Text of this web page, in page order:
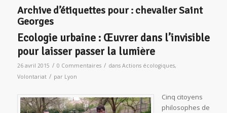
Archive d’étiquettes pour : chevalier Saint
Georges
Ecologie urbaine : Œuvrer dans l’invisible
pour laisser passer la lumière
26 avril 2015 / 0 Commentaires / dans Actions écologiques,
Volontariat / par Lyon
Cinq citoyens
philosophes de